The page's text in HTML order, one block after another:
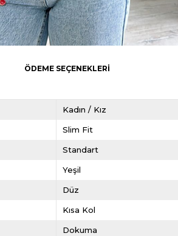
ÖDEME SEÇENEKLERI
Kadın / Kız
Slim Fit
Standart
Yeşil
Düz
Kısa Kol
Dokuma